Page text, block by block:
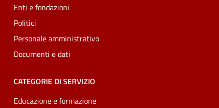
Enti e fondazioni
Politici
Personale amministrativo
Documenti e dati
CATEGORIE DI SERVIZIO
Educazione e formazione